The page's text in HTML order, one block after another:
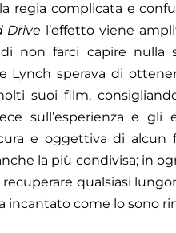
regia complicata e
Drive l’effetto viene
non farci capire nulla
sperava di
suoi film,
sull’esperienza e
e oggettiva di
la più condivisa; in
qualsiasi
incantato come lo sono